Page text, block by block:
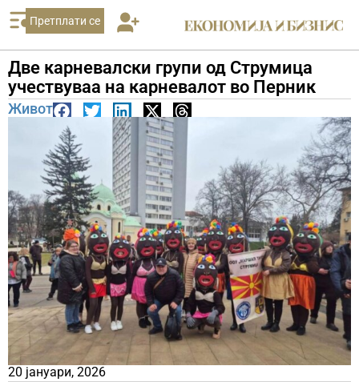
Претплати се
Две карневалски групи од Струмица
учествуваа на карневалот во Перник
Живот
20 јануари, 2026